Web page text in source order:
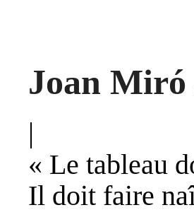
Joan Miró
|
« Le tableau
Il doit faire